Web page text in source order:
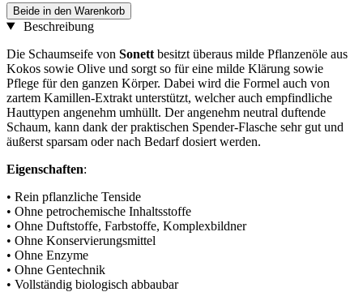
Beide in den Warenkorb
Beschreibung
Die Schaumseife von Sonett besitzt überaus milde Pflanzenöle aus
Kokos sowie Olive und sorgt so für eine milde Klärung sowie
Pflege für den ganzen Körper. Dabei wird die Formel auch von
zartem Kamillen-Extrakt unterstützt, welcher auch empfindliche
Hauttypen angenehm umhüllt. Der angenehm neutral duftende
Schaum, kann dank der praktischen Spender-Flasche sehr gut und
äußerst sparsam oder nach Bedarf dosiert werden.
Eigenschaften:
• Rein pflanzliche Tenside
• Ohne petrochemische Inhaltsstoffe
• Ohne Duftstoffe, Farbstoffe, Komplexbildner
• Ohne Konservierungsmittel
• Ohne Enzyme
• Ohne Gentechnik
• Vollständig biologisch abbaubar